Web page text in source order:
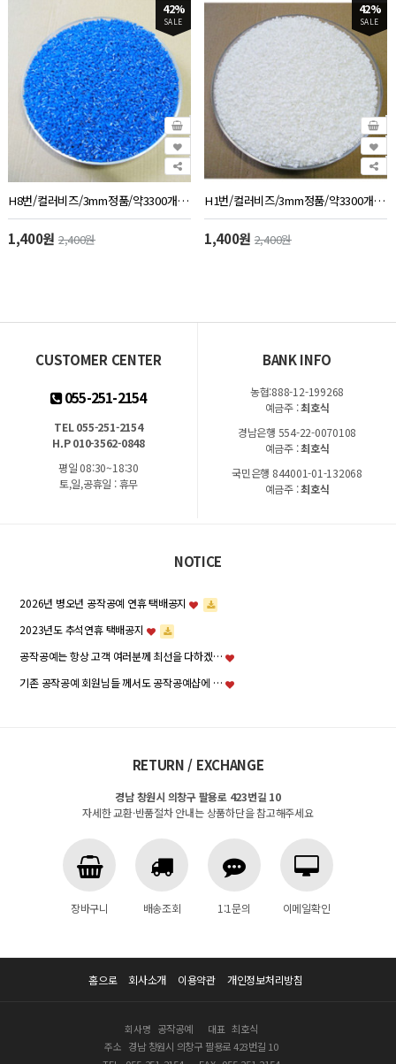
42%
SALE
H8번/컬러비즈/3mm정품/약3300개/50g/파랑색
1,400원 2,400원
42%
SALE
H1번/컬러비즈/3mm정품/약3300개/50g/흰색
1,400원2,400원
CUSTOMER CENTER
055-251-2154
TEL 055-251-2154
H.P 010-3562-0848
평일 08:30~18:30
토,일,공휴일 : 휴무
BANK INFO
농협:888-12-199268
예금주 :최호식
경남은행 554-22-0070108
예금주 :최호식
국민은행 844001-01-132068
예금주 :최호식
NOTICE
2026년 병오년 공작공예 연휴 택배공지
2023년도 추석연휴 택배공지
공작공예는 항상 고객 여러분께 최선을 다하겠…
기존 공작공예 회원님들 께서도 공작공예샵에 …
RETURN / EXCHANGE
경남 창원시 의창구 팔용로 423번길 10
자세한 교환·반품절차 안내는 상품하단을 참고해주세요
장바구니 배송조회 1:1문의 이메일확인
홈으로 회사소개 이용약관 개인정보처리방침
회사명 공작공예 대표 최호식
주소 경남 창원시 의창구 팔용로 423번길 10